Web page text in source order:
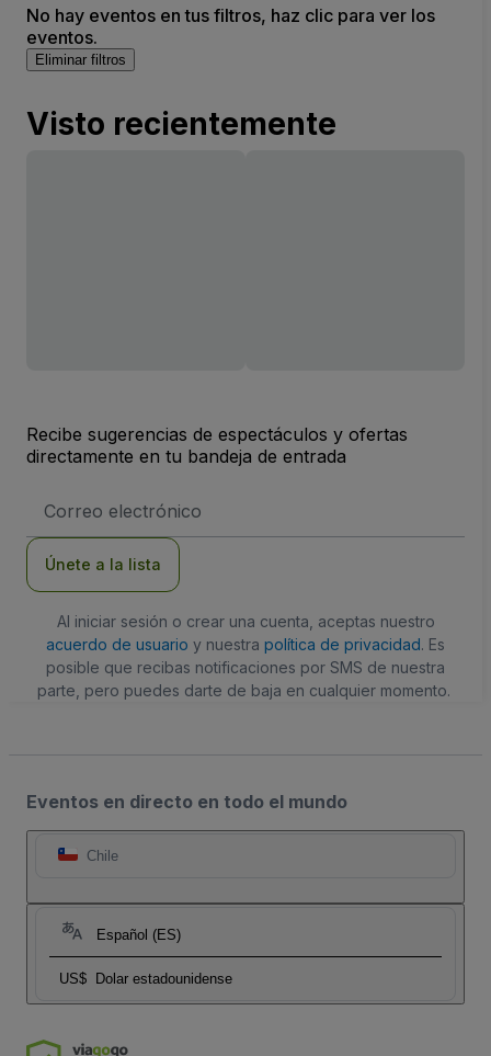
No hay eventos en tus filtros, haz clic para ver los
eventos.
Eliminar filtros
Visto recientemente
Recibe sugerencias de espectáculos y ofertas
directamente en tu bandeja de entrada
de
Únete a la lista
Al iniciar sesión o crear una cuenta, aceptas nuestro
acuerdo de usuario y nuestra política de privacidad. Es
posible que recibas notificaciones por SMS de nuestra
parte, pero puedes darte de baja en cualquier momento.
Eventos en directo en todo el mundo
Chile
Español (ES)
US$ Dolar estadounidense